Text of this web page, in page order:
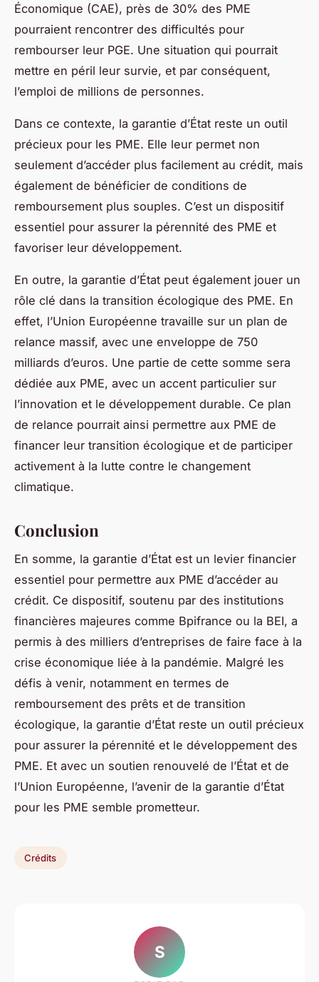
Économique (CAE), près de 30% des PME
pourraient rencontrer des difficultés pour
rembourser leur PGE. Une situation qui pourrait
mettre en péril leur survie, et par conséquent,
l’emploi de millions de personnes.
Dans ce contexte, la garantie d’État reste un outil
précieux pour les PME. Elle leur permet non
seulement d’accéder plus facilement au crédit, mais
également de bénéficier de conditions de
remboursement plus souples. C’est un dispositif
essentiel pour assurer la pérennité des PME et
favoriser leur développement.
En outre, la garantie d’État peut également jouer un
rôle clé dans la transition écologique des PME. En
effet, l’Union Européenne travaille sur un plan de
relance massif, avec une enveloppe de 750
milliards d’euros. Une partie de cette somme sera
dédiée aux PME, avec un accent particulier sur
l’innovation et le développement durable. Ce plan
de relance pourrait ainsi permettre aux PME de
financer leur transition écologique et de participer
activement à la lutte contre le changement
climatique.
Conclusion
En somme, la garantie d’État est un levier financier
essentiel pour permettre aux PME d’accéder au
crédit. Ce dispositif, soutenu par des institutions
financières majeures comme Bpifrance ou la BEI, a
permis à des milliers d’entreprises de faire face à la
crise économique liée à la pandémie. Malgré les
défis à venir, notamment en termes de
remboursement des prêts et de transition
écologique, la garantie d’État reste un outil précieux
pour assurer la pérennité et le développement des
PME. Et avec un soutien renouvelé de l’État et de
l’Union Européenne, l’avenir de la garantie d’État
pour les PME semble prometteur.
Crédits
S